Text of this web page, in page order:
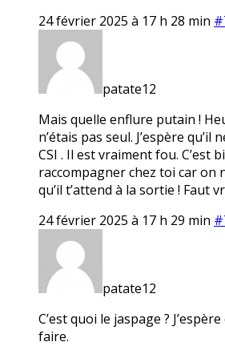
24 février 2025 à 17 h 28 min
patate12
Mais quelle enflure putain !
n’étais pas seul. J’espère qu’il
CSI . Il est vraiment fou. C’est
raccompagner chez toi car on
qu’il t’attend à la sortie ! Faut
24 février 2025 à 17 h 29 min
patate12
C’est quoi le jaspage ?
faire.